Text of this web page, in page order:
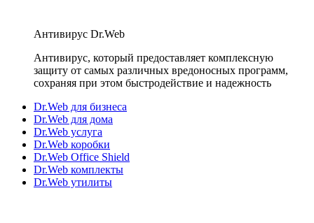
Антивирус Dr.Web
Антивирус, который предоставляет комплексную
защиту от самых различных вредоносных программ,
сохраняя при этом быстродействие и надежность
Dr.Web для бизнеса
Dr.Web для дома
Dr.Web услуга
Dr.Web коробки
Dr.Web Office Shield
Dr.Web комплекты
Dr.Web утилиты